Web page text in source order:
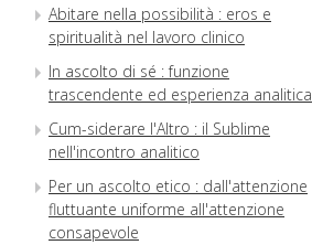
Abitare nella possibilità : eros e
spiritualità nel lavoro clinico
In ascolto di sé : funzione
trascendente ed esperienza analitica
Cum-siderare l'Altro : il Sublime
nell'incontro analitico
Per un ascolto etico : dall'attenzione
fluttuante uniforme all'attenzione
consapevole